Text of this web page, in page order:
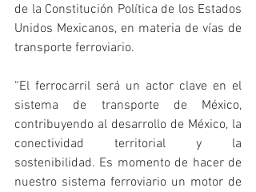
de la Constitución Política de los Estados
Unidos Mexicanos, en materia de vías de
transporte ferroviario.
“El ferrocarril será un actor clave en el
sistema de transporte de México,
contribuyendo al desarrollo de México, la
conectividad territorial y la
sostenibilidad. Es momento de hacer de
nuestro sistema ferroviario un motor de